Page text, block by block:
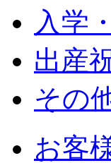
入学
出産
その
お客